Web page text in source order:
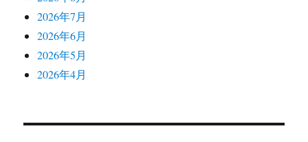
2026年7月
2026年6月
2026年5月
2026年4月